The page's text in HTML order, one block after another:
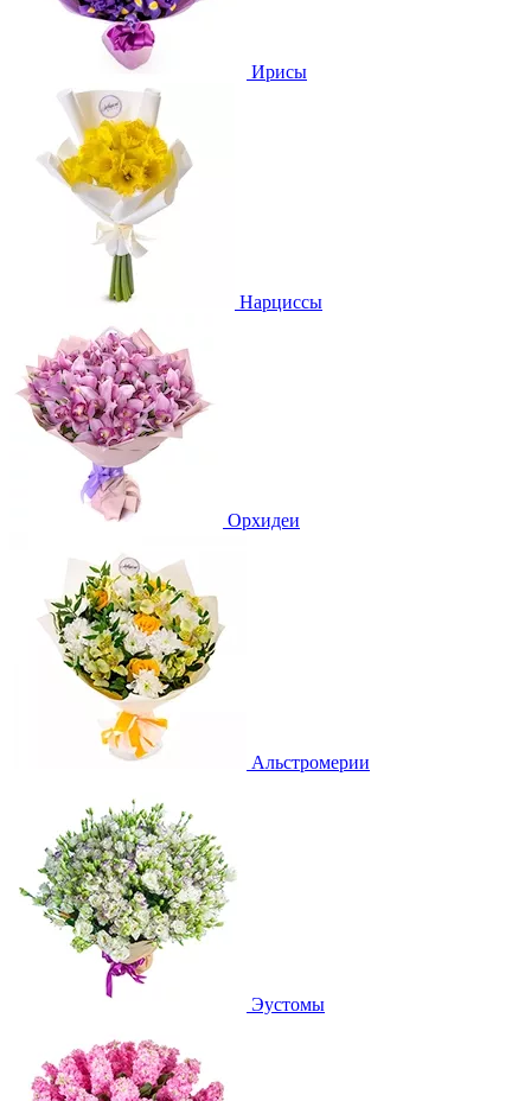
Ирисы
Нарциссы
Орхидеи
Альстромерии
Эустомы